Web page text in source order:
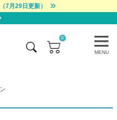
7月29日更新）
MENU
0